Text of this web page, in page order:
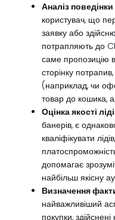
Аналіз
користувач, що
заявку або
потрапляють до
саме пропозицію
сторінку потрапив,
(наприклад, чи
товар до кошика,
Оцінка якості
банерів, є
кваліфікувати
допомагає
найбільш якісну
Визначення
найважливіший
покупки,